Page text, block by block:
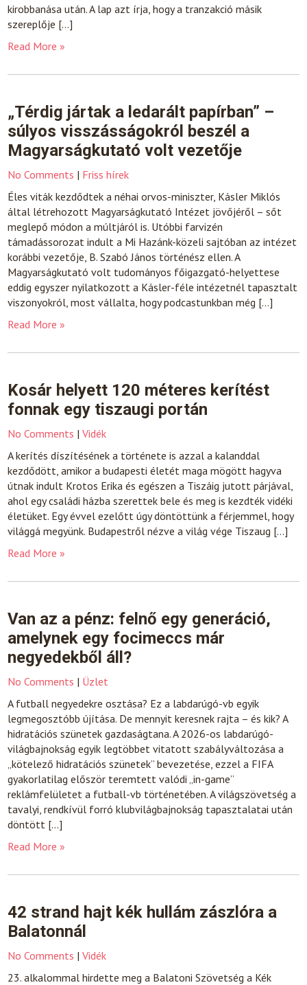
kirobbanása után. A lap azt írja, hogy a tranzakció másik
szereplője […]
Read More »
„Térdig jártak a ledarált papírban” –
súlyos visszásságokról beszél a
Magyarságkutató volt vezetője
No Comments | Friss hírek
Éles viták kezdődtek a néhai orvos-miniszter, Kásler Miklós
által létrehozott Magyarságkutató Intézet jövőjéről – sőt
meglepő módon a múltjáról is. Utóbbi farvizén
támadássorozat indult a Mi Hazánk-közeli sajtóban az intézet
korábbi vezetője, B. Szabó János történész ellen. A
Magyarságkutató volt tudományos főigazgató-helyettese
eddig egyszer nyilatkozott a Kásler-féle intézetnél tapasztalt
viszonyokról, most vállalta, hogy podcastunkban még […]
Read More »
Kosár helyett 120 méteres kerítést
fonnak egy tiszaugi portán
No Comments |Vidék
A kerítés díszítésének a története is azzal a kalanddal
kezdődött, amikor a budapesti életét maga mögött hagyva
útnak indult Krotos Erika és egészen a Tiszáig jutott párjával,
ahol egy családi házba szerettek bele és meg is kezdték vidéki
életüket. Egy évvel ezelőtt úgy döntöttünk a férjemmel, hogy
világgá megyünk. Budapestről nézve a világ vége Tiszaug […]
Read More »
Van az a pénz: felnő egy generáció,
amelynek egy focimeccs már
negyedekből áll?
No Comments | Üzlet
A futball negyedekre osztása? Ez a labdarúgó-vb egyik
legmegosztóbb újítása. De mennyit keresnek rajta – és kik? A
hidratációs szünetek gazdaságtana. A 2026-os labdarúgó-
világbajnokság egyik legtöbbet vitatott szabályváltozása a
„kötelező hidratációs szünetek” bevezetése, ezzel a FIFA
gyakorlatilag először teremtett valódi „in-game”
reklámfelületet a futball-vb történetében. A világszövetség a
tavalyi, rendkívül forró klubvilágbajnokság tapasztalatai után
döntött […]
Read More »
42 strand hajt kék hullám zászlóra a
Balatonnál
No Comments |Vidék
23. alkalommal hirdette meg a Balatoni Szövetség a Kék